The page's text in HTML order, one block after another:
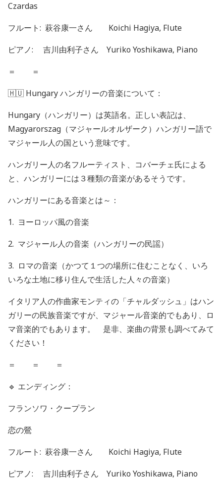
Czardas
フルート: 萩谷康一さん Koichi Hagiya, Flute
ピアノ:
吉川由利子さん Yuriko Yoshikawa, Piano
＝ ＝
🇭🇺 Hungary ハンガリーの音楽について：
Hungary （ハンガリー）は英語名。正しい表記は、
Magyarorszag （マジャールオルザーク）ハンガリー語で
マジャール人の国という意味です。
ハンガリー人の名フルーティスト、コバーチェ氏による
と、ハンガリーには３種類の音楽があるそうです。
ハンガリーにある音楽とは～：
1. ヨーロッパ風の音楽
2. マジャール人の音楽（ハンガリーの民謡）
3. ロマの音楽（かつて１つの場所に住むことなく、いろ
いろな土地に移り住んで生活した人々の音楽）
イタリア人の作曲家モンティの「チャルダッシュ」はハン
ガリーの民族音楽ですが、マジャール音楽的でもあり、ロ
マ音楽的でもあります。 是非、楽曲の背景も調べてみて
ください！
＝ ＝ ＝
🔹 エンディング：
フランソワ・ クープラン
恋の鶯
フルート: 萩谷康一さん Koichi Hagiya, Flute
ピアノ:
吉川由利子さん Yuriko Yoshikawa, Piano